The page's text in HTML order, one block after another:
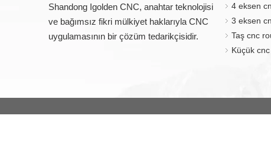
Shandong Igolden CNC, anahtar teknolojisi
ve bağımsız fikri mülkiyet haklarıyla CNC
uygulamasının bir çözüm tedarikçisidir.
4 eksen
3 eksen
Taş cnc
Küçük